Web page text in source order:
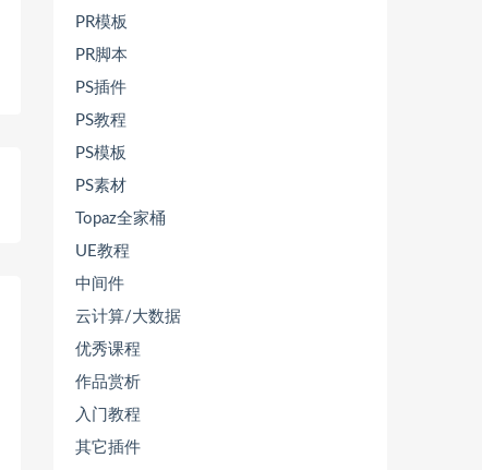
PR模板
PR脚本
PS插件
PS教程
PS模板
PS素材
Topaz全家桶
UE教程
中间件
云计算/大数据
优秀课程
作品赏析
入门教程
其它插件